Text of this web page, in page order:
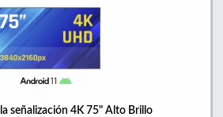
señalización 4K 75" Alto Brillo